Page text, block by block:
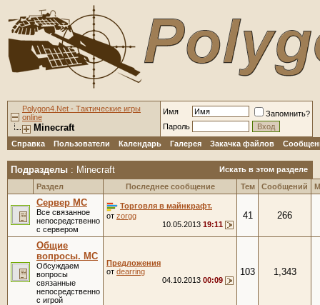
Polygon4.Net - Тактические игры
online
Minecraft
Имя
Запомнить?
Пароль
Справка
Пользователи Календарь Галерея Закачка файлов
Подразделы : Minecraft
Искать в этом разделе
Раздел
Последнее сообщение Тем Сообщений
Сервер MC
Все связанное
непосредственно
с сервером
Торговля в майнкрафт.
от zorgg
10.05.2013 19:11
41 266
Общие
вопросы. MC
Обсуждаем
вопросы
связанные
непосредственно
с игрой
Предложения
от dearring
04.10.2013 00:09
103 1,343